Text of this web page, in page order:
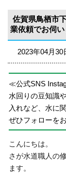
佐賀県鳥栖市
業依頼でお伺い
2023年04月30
≪公式SNS
水回りの豆知識
入れなど、水に
ぜひフォローを
こんにちは。
さが水道職人の
ます。